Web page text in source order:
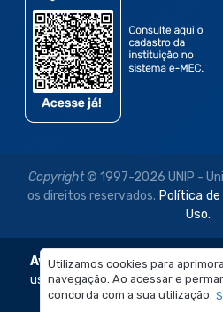
Utilizamos cookies para
navegação. Ao acessar e
concorda com a sua utilização.
Copyright© 1997-2026 UNIP -
os direitos reservados. Política
Uso.
Aviso Legal: As imagens
uso exclusivo institucional do
da Universidade